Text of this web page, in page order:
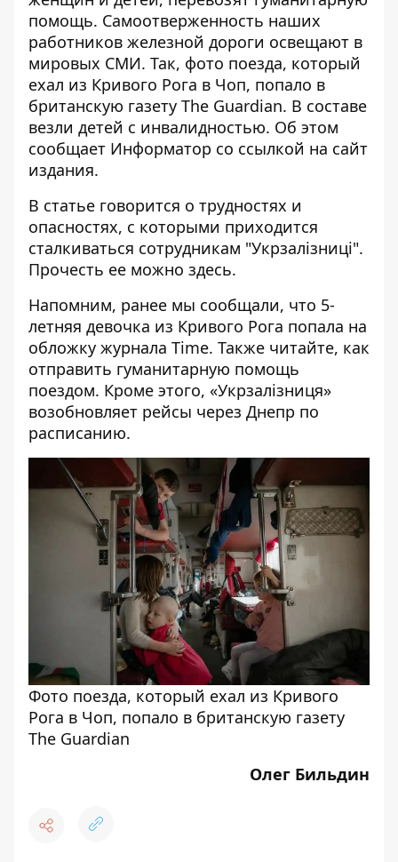
помощь. Самоотверженность наших
работников железной дороги освещают в
мировых СМИ. Так, фото поезда, который
ехал из Кривого Рога в Чоп, попало в
британскую газету The Guardian. В составе
везли детей с инвалидностью. Об этом
сообщает Информатор со ссылкой на сайт
издания.
В статье говорится о трудностях и
опасностях, с которыми приходится
сталкиваться сотрудникам "Укрзалізниці".
Прочесть ее можно здесь.
Напомним, ранее мы сообщали, что 5-
летняя девочка из Кривого Рога попала на
обложку журнала Time. Также читайте, как
отправить гуманитарную помощь
поездом. Кроме этого, «Укрзалізниця»
возобновляет рейсы через Днепр по
расписанию.
Фото поезда, который ехал из Кривого
Рога в Чоп, попало в британскую газету
The Guardian
Олег Бильдин